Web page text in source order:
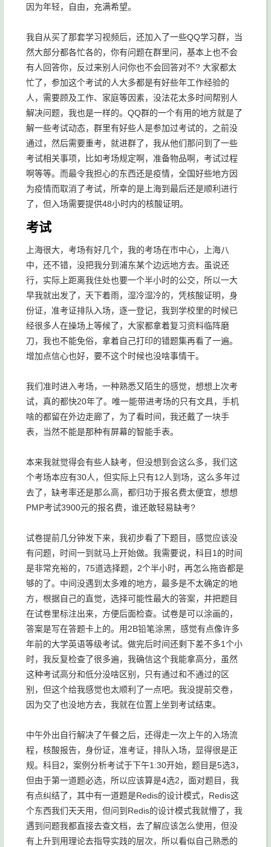
因为年轻，自由，充满希望。
我自从买了那套学习视频后，还加入了一些QQ学习群，当
然大部分都各忙各的，你有问题在群里问，基本上也不会
有人回答你，反过来别人问你也不会回答对不? 大家都太
忙了，参加这个考试的人大多都是有好些年工作经验的
人，需要顾及工作、家庭等因素，没法花太多时间帮别人
解决问题，我也是一样的。QQ群的一个有用的地方就是了
解一些考试动态，群里有好些人是参加过考试的，之前没
通过，然后需要重考，就进群了，我从他们那问到了一些
考试相关事项，比如考场规定啊，准备物品啊，考试过程
啊等等。而最令我担心的东西还是疫情，全国好些地方因
为疫情而取消了考试，所幸的是上海到最后还是顺利进行
了，但入场需要提供48小时内的核酸证明。
考试
上海很大，考场有好几个，我的考场在市中心，上海八
中，还不错，没把我分到浦东某个边远地方去。虽说还
行，实际上距离我住处也要一个半小时的公交，所以一大
早我就出发了，天下着雨，湿冷湿冷的，凭核酸证明，身
份证，准考证排队入场，逐一登记，我到学校里的时候已
经很多人在操场上等候了，大家都拿着复习资料临阵磨
刀，我也不能免俗，拿着自己打印的错题集再看了一遍。
增加点信心也好，要不这个时候也没啥事情干。
我们准时进入考场，一种熟悉又陌生的感觉，想想上次考
试，真的都快20年了。唯一能带进考场的只有文具，手机
啥的都留在外边走廊了，为了看时间，我还戴了一块手
表，当然不能是那种有屏幕的智能手表。
本来我就觉得会有些人缺考，但没想到会这么多，我们这
个考场本应有30人，但实际上只有12人到场，这么多年过
去了，缺考率还是那么高，都归功于报名费太便宜，想想
PMP考试3900元的报名费，谁还敢轻易缺考?
试卷提前几分钟发下来，我初步看了下题目，感觉应该没
有问题，时间一到就马上开始做。我需要说，科目1的时间
是非常充裕的，75道选择题，2个半小时，再怎么拖沓都是
够的了。中间没遇到太多难的地方，最多是不太确定的地
方，根据自己的直觉，选择可能性最大的答案，并把题目
在试卷里标注出来，方便后面检查。试卷是可以涂画的，
答案是写在答题卡上的。用2B铅笔涂黑，感觉有点像许多
年前的大学英语等级考试。做完后时间还剩下差不多1个小
时，我反复检查了很多遍，我确信这个我能拿高分，虽然
这种考试高分和低分没啥区别，只有通过和不通过的区
别，但这个给我感觉也太顺利了一点吧。我没提前交卷，
因为交了也没地方去，我就在位置上坐到考试结束。
中午外出自行解决了午餐之后，还得走一次上午的入场流
程，核酸报告，身份证，准考证，排队入场，显得很是正
规。科目2，案例分析考试于下午1:30开始，题目是5选3，
但由于第一道题必选，所以应该算是4选2，面对题目，我
有点纠结了，其中有一道题是Redis的设计模式，Redis这
个东西我们天天用，但问到Redis的设计模式我就懵了，我
遇到问题我都直接去查文档，去了解应该怎么使用，但没
有上升到用理论去指导实践的层次，所以看似自己熟悉的